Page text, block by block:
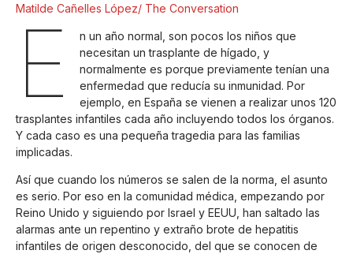
Matilde Cañelles López/ The Conversation
E
n un año normal, son pocos los niños que
necesitan un trasplante de hígado, y
normalmente es porque previamente tenían una
enfermedad que reducía su inmunidad. Por
ejemplo, en España se vienen a realizar unos 120
trasplantes infantiles cada año incluyendo todos los órganos.
Y cada caso es una pequeña tragedia para las familias
implicadas.
Así que cuando los números se salen de la norma, el asunto
es serio. Por eso en la comunidad médica, empezando por
Reino Unido y siguiendo por Israel y EEUU, han saltado las
alarmas ante un repentino y extraño brote de hepatitis
infantiles de origen desconocido, del que se conocen de